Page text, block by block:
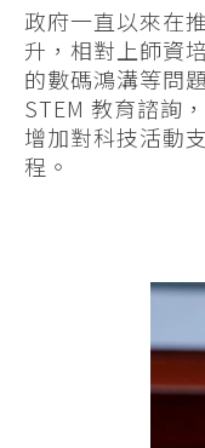
政府一直以來在
升，相對上師資
的數碼鴻溝等問
STEM 教育諮詢
增加對科技活動
程。